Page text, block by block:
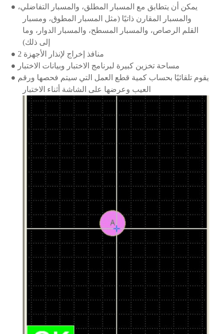
● يمكن أن يتطابق مع المسبار المطلق، والمسبار التفاضلي،
والمسبار المقارن ذاتيًا (مثل المسبار المطوق، ومسبار
القلم الرصاص، والمسبار المسطح، والمسبار الدوار، وما
إلى ذلك)
●
2 منافذ إخراج لإنذار الأجهزة
● مساحة تخزين كبيرة لبرنامج الاختبار وبيانات الاختبار
● يقوم تلقائيًا بحساب كمية قطع العمل التي سيتم فحصها ورقم
العيب وعرضها على الشاشة أثناء الاختبار